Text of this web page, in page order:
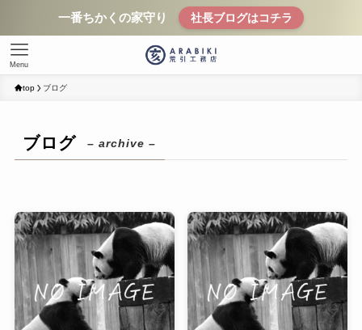
一番ちかくの家守り 社長ブログはコチラ
Menu
top ブログ
ブログ – archive –